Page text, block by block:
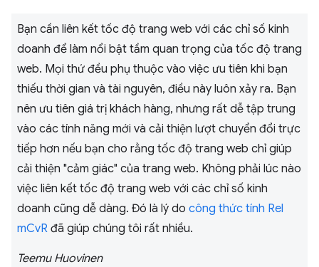
Bạn cần liên kết tốc độ trang web với các chỉ số kinh
doanh để làm nổi bật tầm quan trọng của tốc độ trang
web. Mọi thứ đều phụ thuộc vào việc ưu tiên khi bạn
thiếu thời gian và tài nguyên, điều này luôn xảy ra. Bạn
nên ưu tiên giá trị khách hàng, nhưng rất dễ tập trung
vào các tính năng mới và cải thiện lượt chuyển đổi trực
tiếp hơn nếu bạn cho rằng tốc độ trang web chỉ giúp
cải thiện "cảm giác" của trang web. Không phải lúc nào
việc liên kết tốc độ trang web với các chỉ số kinh
doanh cũng dễ dàng. Đó là lý do công thức tính Rel
mCvR đã giúp chúng tôi rất nhiều.
Teemu Huovinen